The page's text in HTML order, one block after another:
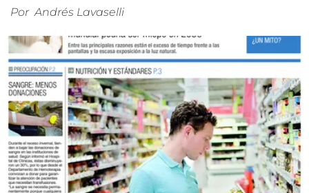
Por Andrés Lavaselli